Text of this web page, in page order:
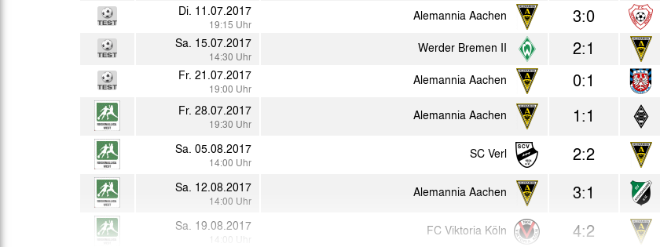
Di. 11.07.2017
19:15 Uhr
Alemannia Aachen 3:0
Sa. 15.07.2017
14:30 Uhr
Werder Bremen II 2:1
Fr. 21.07.2017
19:00 Uhr
Alemannia Aachen 0:1
Fr. 28.07.2017
19:30 Uhr
Alemannia Aachen 1:1
Sa. 05.08.2017
14:00 Uhr
SC Verl 2:2
Sa. 12.08.2017
14:00 Uhr
Alemannia Aachen 3:1
Sa. 19.08.2017
14:00 Uhr
FC Viktoria Köln 4:2